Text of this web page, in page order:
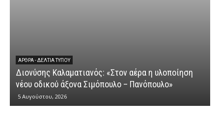
ΆΡΘΡΑ - ΔΕΛΤΊΑ ΤΎΠΟΥ
Διονύσης Καλαματιανός: «Στον αέρα η υλοποίηση
νέου οδικού άξονα Σιμόπουλο – Πανόπουλο»
5 Αυγούστου, 2026